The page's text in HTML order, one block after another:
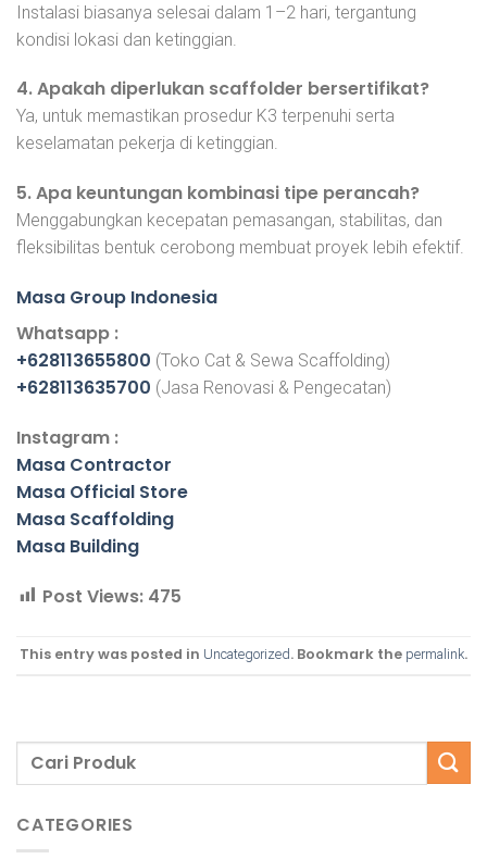
Instalasi biasanya selesai dalam 1–2 hari, tergantung
kondisi lokasi dan ketinggian.
4. Apakah diperlukan scaffolder bersertifikat?
Ya, untuk memastikan prosedur K3 terpenuhi serta
keselamatan pekerja di ketinggian.
5. Apa keuntungan kombinasi tipe perancah?
Menggabungkan kecepatan pemasangan, stabilitas, dan
fleksibilitas bentuk cerobong membuat proyek lebih efektif.
Masa Group Indonesia
Whatsapp :
+628113655800 (Toko Cat & Sewa Scaffolding)
+628113635700 (Jasa Renovasi & Pengecatan)
Instagram :
Masa Contractor
Masa Official Store
Masa Scaffolding
Masa Building
Post Views: 475
This entry was posted in Uncategorized . Bookmark the permalink.
CATEGORIES